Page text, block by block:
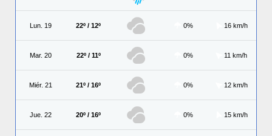
Lun. 19 22º / 12º 0% 16 km/h
Mar. 20 22º / 11º 0% 11 km/h
Miér. 21 21º / 16º 0% 12 km/h
Jue. 22 20º / 16º 0% 15 km/h